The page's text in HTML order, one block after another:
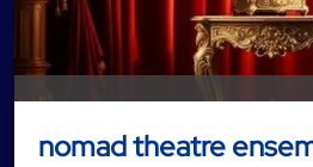
nomad theatre